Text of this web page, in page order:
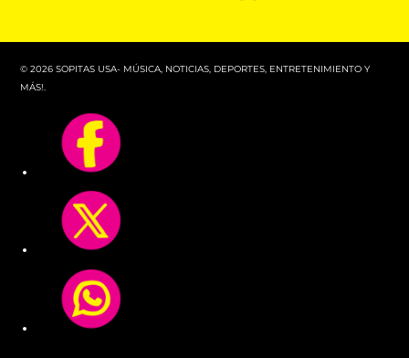
© 2026 SOPITAS USA- MÚSICA, NOTICIAS, DEPORTES, ENTRETENIMIENTO Y
MÁS!.